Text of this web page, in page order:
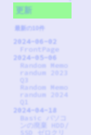
更新
最新の10件
2024-06-02
FrontPage
2024-05-06
Random Memo
randum 2023
Q3
Random Memo
randum 2024
Q1
2024-04-18
Basic パソコ
ンの廃棄 HDD/